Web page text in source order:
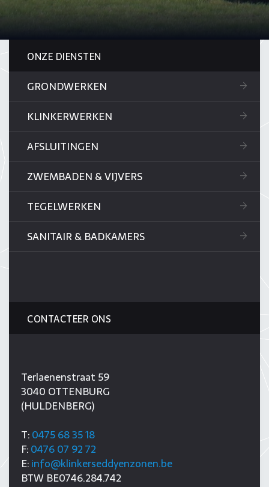
ONZE DIENSTEN
GRONDWERKEN
KLINKERWERKEN
AFSLUITINGEN
ZWEMBADEN & VIJVERS
TEGELWERKEN
SANITAIR & BADKAMERS
CONTACTEER ONS
Terlaenenstraat 59
3040 OTTENBURG
(HULDENBERG)
T:0475 68 35 18
F:0476 07 92 72
E:info@klinkerseddyenzonen.be
BTW BE0746.284.742